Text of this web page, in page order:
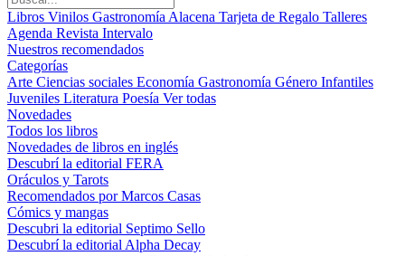
Libros Vinilos Gastronomía Alacena Tarjeta de Regalo Talleres
Agenda Revista Intervalo
Nuestros recomendados
Categorías
Arte Ciencias sociales Economía Gastronomía Género Infantiles
Juveniles Literatura Poesía Ver todas
Novedades
Todos los libros
Novedades de libros en inglés
Descubrí la editorial FERA
Oráculos y Tarots
Recomendados por Marcos Casas
Cómics y mangas
Descubri la editorial Septimo Sello
Descubrí la editorial Alpha Decay